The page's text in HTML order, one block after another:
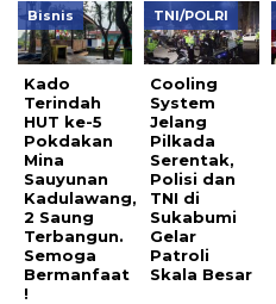
Bisnis
Kado
Terindah
HUT ke-5
Pokdakan
Mina
Sauyunan
Kadulawang,
2 Saung
Terbangun.
Semoga
Bermanfaat
!
TNI/POLRI
Cooling
System
Jelang
Pilkada
Serentak,
Polisi dan
TNI di
Sukabumi
Gelar
Patroli
Skala Besar